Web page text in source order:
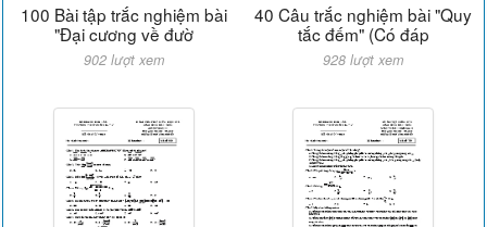
100 Bài tập trắc nghiệm bài
"Đại cương về đườ
902 lượt xem
40 Câu trắc nghiệm bài "Quy
tắc đếm" (Có đáp
928 lượt xem